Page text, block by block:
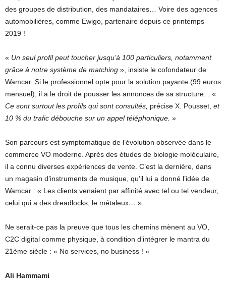
des groupes de distribution, des mandataires… Voire des agences
automobilières, comme Ewigo, partenaire depuis ce printemps
2019 !
« Un seul profil peut toucher jusqu’à 100 particuliers, notamment
grâce à notre système de matching », insiste le cofondateur de
Wamcar. Si le professionnel opte pour la solution payante (99 euros
mensuel), il a le droit de pousser les annonces de sa structure. . «
Ce sont surtout les profils qui sont consultés, précise X. Pousset, et
10 % du trafic débouche sur un appel téléphonique. »
Son parcours est symptomatique de l’évolution observée dans le
commerce VO moderne. Après des études de biologie moléculaire,
il a connu diverses expériences de vente. C’est la dernière, dans
un magasin d’instruments de musique, qu’il lui a donné l’idée de
Wamcar : « Les clients venaient par affinité avec tel ou tel vendeur,
celui qui a des dreadlocks, le métaleux… »
Ne serait-ce pas la preuve que tous les chemins mènent au VO,
C2C digital comme physique, à condition d’intégrer le mantra du
21ème siècle : « No services, no business ! »
Ali Hammami